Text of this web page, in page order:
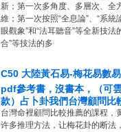
新；第一次多角度、多層次、全
維；第一次按照“全息論”、“系
眼觀象”和“法耳聽音”等全新技
合”等技法的多
C50 大陸黃石易-梅花易數
pdf參考書，沒書本，（可
款）占卜卦我們台灣顧問比
台灣命裡顧問比較推薦的課程，
许多推理方法，让梅花卦的断法